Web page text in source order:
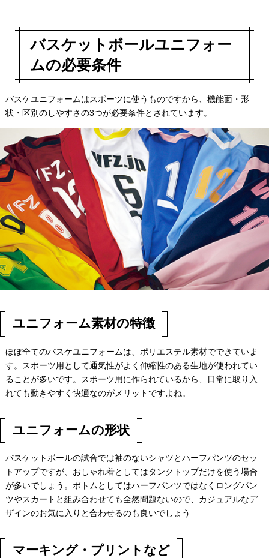
バスケットボールユニフォー
ムの必要条件
バスケユニフォームはスポーツに使うものですから、機能面・形
状・区別のしやすさの3つが必要条件とされています。
ユニフォーム素材の特徴
ほぼ全てのバスケユニフォームは、ポリエステル素材でできていま
す。スポーツ用として通気性がよく伸縮性のある生地が使われてい
ることが多いです。スポーツ用に作られているから、日常に取り入
れても動きやすく快適なのがメリットですよね。
ユニフォームの形状
バスケットボールの試合では袖のないシャツとハーフパンツのセッ
トアップですが、おしゃれ着としてはタンクトップだけを使う場合
が多いでしょう。ボトムとしてはハーフパンツではなくロングパン
ツやスカートと組み合わせても全然問題ないので、カジュアルなデ
ザインのお気に入りと合わせるのも良いでしょう
マーキング・プリントなど